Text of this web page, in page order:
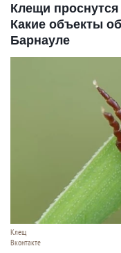
Клещи
Какие объекты
Барнауле
Клещ
Вконтакте